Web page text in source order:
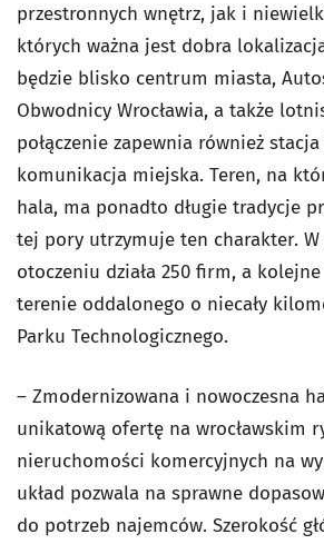
przestronnych wnętrz, jak i
których ważna jest dobra
będzie blisko centrum miasta,
Obwodnicy Wrocławia, a także
połączenie zapewnia również stacja
komunikacja miejska. Teren, na
hala, ma ponadto długie tradycje
tej pory utrzymuje ten charakter. W
otoczeniu działa 250 firm, a
terenie oddalonego o niecały
Parku Technologicznego.
– Zmodernizowana i nowoczesna
unikatową ofertę na wrocławskim
nieruchomości komercyjnych na
układ pozwala na sprawne
do potrzeb najemców. Szerokość